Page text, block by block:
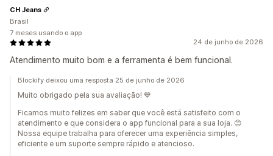
24 de junho de 2026
Atendimento muito bom e a ferramenta é bem funcional.
CH Jeans
Brasil
7 meses usando o app
Blockify deixou uma resposta 25 de junho de 2026
Muito obrigado pela sua avaliação! 💙
Ficamos muito felizes em saber que você está satisfeito com o
atendimento e que considera o app funcional para a sua loja. 😊
Nossa equipe trabalha para oferecer uma experiência simples,
eficiente e um suporte sempre rápido e atencioso.